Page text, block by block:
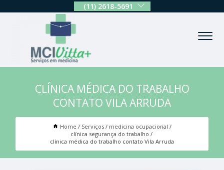
(11) 2618-5691
CLÍNICA MÉDICA DO TRABALHO
CONTATO VILA ARRUDA
Home Serviços
medicina ocupacional
clínica segurança do trabalho
clínica médica do trabalho contato Vila Arruda